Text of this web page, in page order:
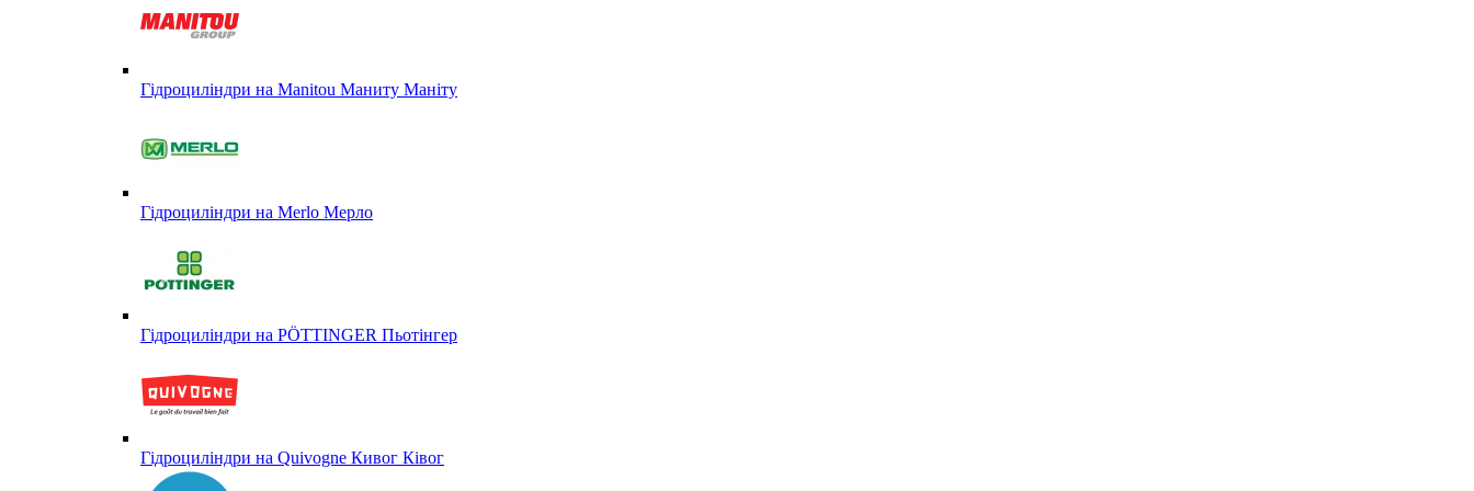
Гідроциліндри на Manitou Маниту Маніту
Гідроциліндри на Merlo Мерло
Гідроциліндри на PÖTTINGER Пьотінгер
Гідроциліндри на Quivogne Кивог Ківог